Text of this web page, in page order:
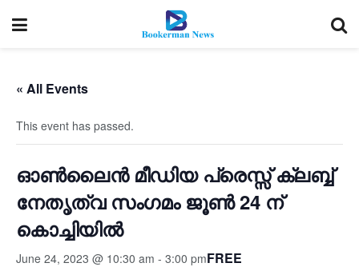
« All Events
This event has passed.
ഓൺലൈൻ മീഡിയ പ്രെസ്സ് ക്ലബ്ബ്‌
നേതൃത്വ സംഗമം ജൂൺ 24 ന്
കൊച്ചിയിൽ
June 24, 2023 @ 10:30 am - 3:00 pmFREE